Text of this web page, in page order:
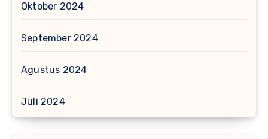
Oktober 2024
September 2024
Agustus 2024
Juli 2024